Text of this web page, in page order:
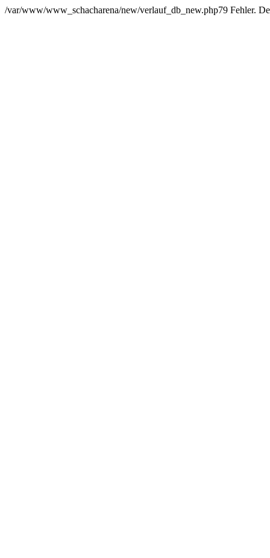
/var/www/www_schacharena/new/verlauf_db_new.php79 Fehler.